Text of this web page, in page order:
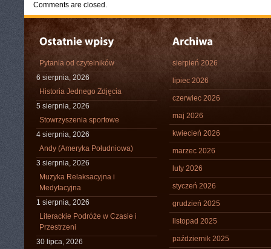
Comments are closed.
Pytania od czytelników
6 sierpnia, 2026
Historia Jednego Zdjęcia
5 sierpnia, 2026
Stowrzyszenia sportowe
4 sierpnia, 2026
Andy (Ameryka Południowa)
3 sierpnia, 2026
Muzyka Relaksacyjna i
Medytacyjna
1 sierpnia, 2026
Literackie Podróże w Czasie i
Przestrzeni
30 lipca, 2026
sierpień 2026
lipiec 2026
czerwiec 2026
maj 2026
kwiecień 2026
marzec 2026
luty 2026
styczeń 2026
grudzień 2025
listopad 2025
październik 2025